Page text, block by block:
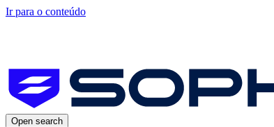
Ir para o conteúdo
Open search